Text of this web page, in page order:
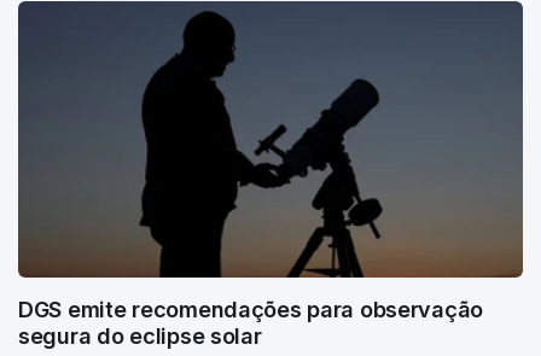
DGS emite recomendações para observação
segura do eclipse solar